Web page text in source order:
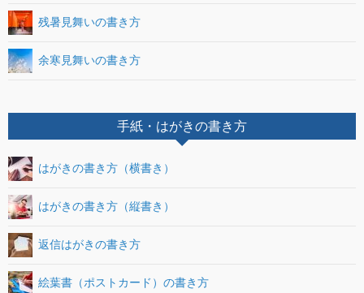
残暑見舞いの書き方
余寒見舞いの書き方
手紙・はがきの書き方
はがきの書き方（横書き）
はがきの書き方（縦書き）
返信はがきの書き方
絵葉書（ポストカード）の書き方